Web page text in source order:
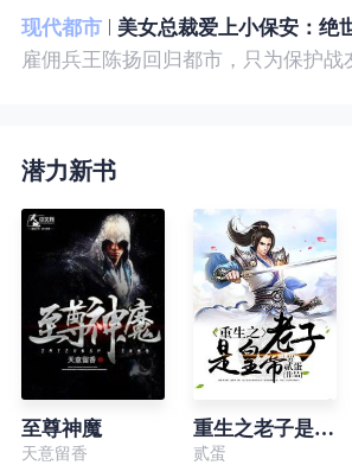
现代都市
美女总裁爱上小保安：绝
潜力新书
至尊神魔
天意留香
重生之老子是皇帝
贰蛋